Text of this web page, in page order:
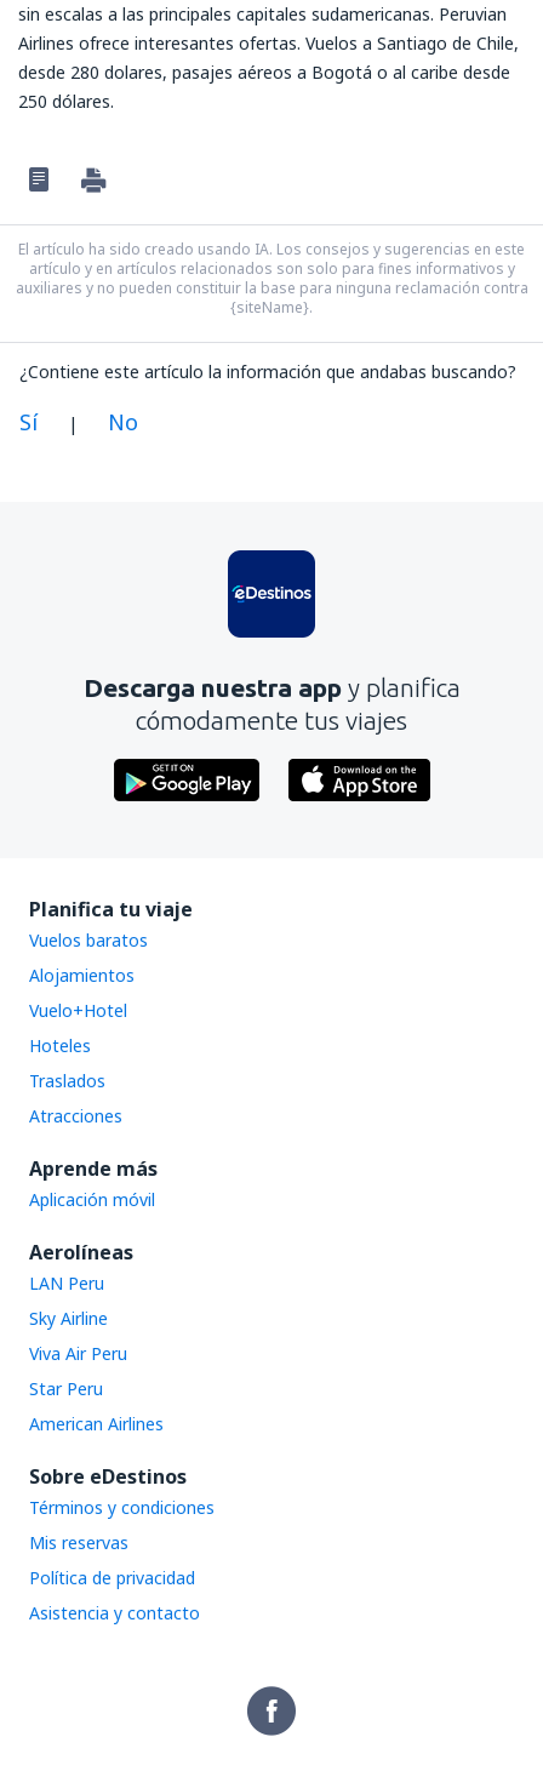
sin escalas a las principales capitales sudamericanas. Peruvian
Airlines ofrece interesantes ofertas. Vuelos a Santiago de Chile,
desde 280 dolares, pasajes aéreos a Bogotá o al caribe desde
250 dólares.
El artículo ha sido creado usando IA. Los consejos y sugerencias en este
artículo y en artículos relacionados son solo para fines informativos y
auxiliares y no pueden constituir la base para ninguna reclamación contra
{siteName}.
¿Contiene este artículo la información que andabas buscando?
Sí | No
Contiene información incorrecta
No profundiza en el tema
Enviar
Descarga nuestra app y planifica
cómodamente tus viajes
Planifica tu viaje
Vuelos baratos
Alojamientos
Vuelo+Hotel
Hoteles
Traslados
Atracciones
Aprende más
Aplicación móvil
Aerolíneas
LAN Peru
Sky Airline
Viva Air Peru
Star Peru
American Airlines
Sobre eDestinos
Términos y condiciones
Mis reservas
Política de privacidad
Asistencia y contacto